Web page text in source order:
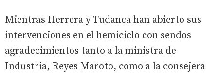
Mientras Herrera y Tudanca han abierto sus
intervenciones en el hemiciclo con sendos
agradecimientos tanto a la ministra de
Industria, Reyes Maroto, como a la consejera